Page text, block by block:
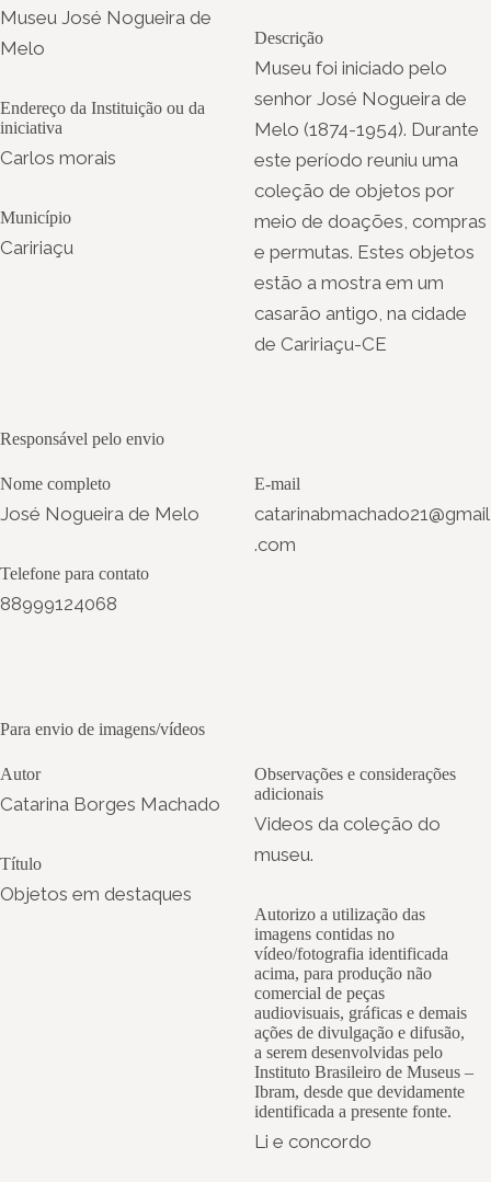
Museu José Nogueira de
Melo
Endereço da Instituição ou da
iniciativa
Carlos morais
Município
Caririaçu
Descrição
Museu foi iniciado pelo
senhor José Nogueira de
Melo (1874-1954). Durante
este período reuniu uma
coleção de objetos por
meio de doações, compras
e permutas. Estes objetos
estão a mostra em um
casarão antigo, na cidade
de Caririaçu-CE
Responsável pelo envio
Nome completo
José Nogueira de Melo
Telefone para contato
88999124068
E-mail
catarinabmachado21@gmail
.com
Para envio de imagens/vídeos
Autor
Catarina Borges Machado
Título
Objetos em destaques
Observações e considerações
adicionais
Videos da coleção do
museu.
Autorizo a utilização das
imagens contidas no
vídeo/fotografia identificada
acima, para produção não
comercial de peças
audiovisuais, gráficas e demais
ações de divulgação e difusão,
a serem desenvolvidas pelo
Instituto Brasileiro de Museus –
Ibram, desde que devidamente
identificada a presente fonte.
Li e concordo